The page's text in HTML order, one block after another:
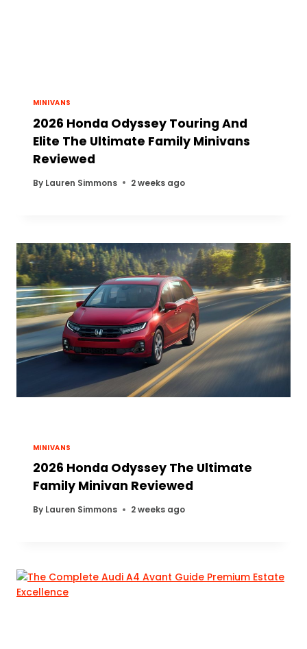
MINIVANS
2026 Honda Odyssey Touring And
Elite The Ultimate Family Minivans
Reviewed
By Lauren Simmons 2 weeks ago
MINIVANS
2026 Honda Odyssey The Ultimate
Family Minivan Reviewed
By Lauren Simmons 2 weeks ago